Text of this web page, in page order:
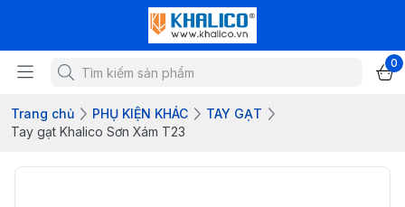
0
Trang chủ PHỤ KIỆN KHÁC
TAY GẠT
Tay gạt Khalico Sơn Xám T23